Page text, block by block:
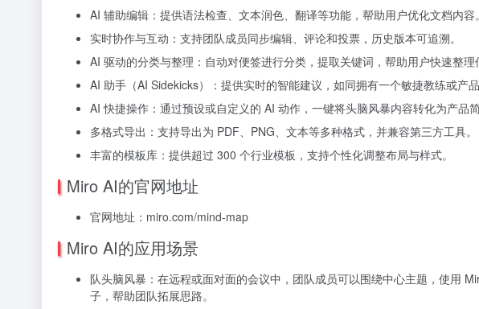
AI 辅助编辑：提供语法检查、文本润色、翻译等功能，帮助用户优化文档内容。
实时协作与互动：支持团队成员同步编辑、评论和投票，历史版本可追溯。
AI 驱动的分类与整理：自动对便签进行分类，提取关键词，帮助用户快速整理
AI 助手（AI Sidekicks）：提供实时的智能建议，如同拥有一个敏捷教练或产品
AI 快捷操作：通过预设或自定义的 AI 动作，一键将头脑风暴内容转化为产品简
多格式导出：支持导出为 PDF、PNG、文本等多种格式，并兼容第三方工具。
丰富的模板库：提供超过 300 个行业模板，支持个性化调整布局与样式。
Miro AI的官网地址
官网地址：miro.com/mind-map
Miro AI的应用场景
队头脑风暴：在远程或面对面的会议中，团队成员可以围绕中心主题，使用
子，帮助团队拓展思路。